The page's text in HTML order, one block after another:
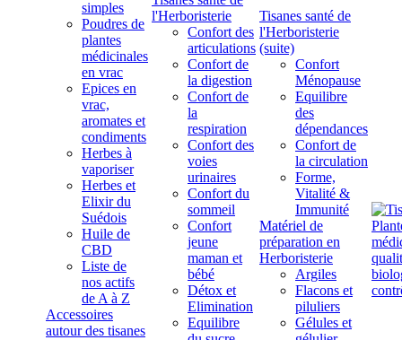
simples
Poudres de
plantes
médicinales
en vrac
Epices en
vrac,
aromates et
condiments
Herbes à
vaporiser
Herbes et
Elixir du
Suédois
Huile de
CBD
Liste de
nos actifs
de A à Z
Accessoires
autour des tisanes
l'Herboristerie
Confort des
articulations
Confort de
la digestion
Confort de
la
respiration
Confort des
voies
urinaires
Confort du
sommeil
Confort
jeune
maman et
bébé
Détox et
Elimination
Equilibre
Tisanes santé de
l'Herboristerie
(suite)
Confort
Ménopause
Equilibre
des
dépendances
Confort de
la circulation
Forme,
Vitalité &
Immunité
Matériel de
préparation en
Herboristerie
Argiles
Flacons et
piluliers
Gélules et